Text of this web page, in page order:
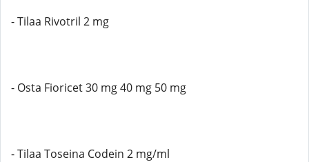
- Tilaa Rivotril 2 mg
- Osta Fioricet 30 mg 40 mg 50 mg
- Tilaa Toseina Codein 2 mg/ml